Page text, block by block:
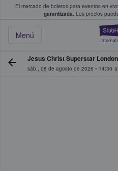
El mercado de boletos para eventos en
garantizada. Los precios
Menú
fans compran y
Jesus Christ Superstar
sáb., 08 de agosto de 2026 • 14:30